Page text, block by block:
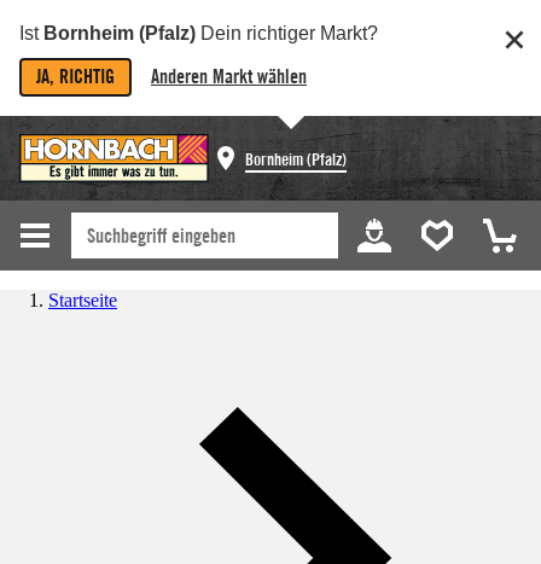
Ist Bornheim (Pfalz) Dein richtiger Markt?
JA, RICHTIG Anderen Markt wählen
Bornheim (Pfalz)
Startseite